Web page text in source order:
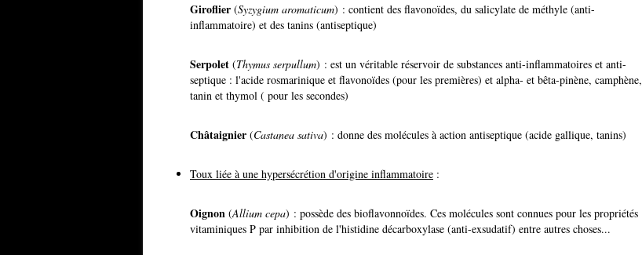
Giroflier (Syzygium aromaticum) : contient des flavonoïdes, du salicylate de méthyle (anti-
inflammatoire) et des tanins (antiseptique)
Serpolet (Thymus serpullum) : est un véritable réservoir de substances anti-inflammatoires et anti-
septique : l'acide rosmarinique et flavonoïdes (pour les premières) et alpha- et bêta-pinène, camphène,
tanin et thymol ( pour les secondes)
Châtaignier (Castanea sativa) : donne des molécules à action antiseptique (acide gallique, tanins)
Toux liée à une hypersécrétion d'origine inflammatoire :
Oignon (Allium cepa) : possède des bioflavonnoïdes. Ces molécules sont connues pour les propriétés
vitaminiques P par inhibition de l'histidine décarboxylase (anti-exsudatif) entre autres choses...